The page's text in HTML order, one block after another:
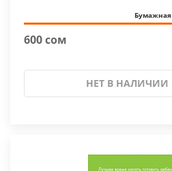
Бумажная
600 сом
НЕТ В НАЛИЧИИ